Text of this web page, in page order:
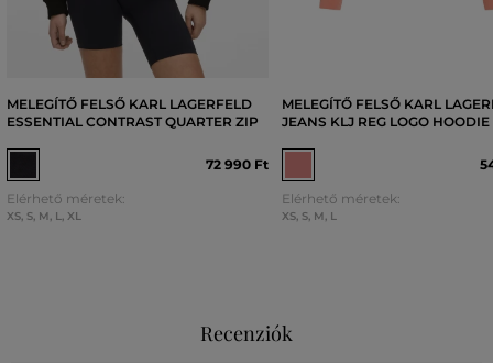
MELEGÍTŐ FELSŐ KARL LAGERFELD
ESSENTIAL CONTRAST QUARTER ZIP
72 990 Ft
Elérhető méretek:
XS, S, M, L, XL
MELEGÍTŐ FELSŐ KARL
JEANS KLJ REG LOGO HOODIE
Elérhető méretek:
XS, S, M, L
Recenziók